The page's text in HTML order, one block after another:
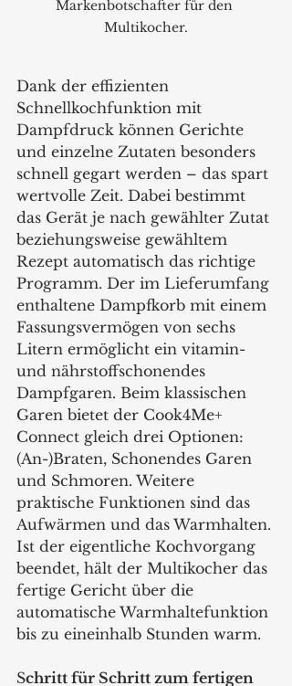
Markenbotschafter für den
Multikocher.
Dank der effizienten
Schnellkochfunktion mit
Dampfdruck können Gerichte
und einzelne Zutaten besonders
schnell gegart werden – das spart
wertvolle Zeit. Dabei bestimmt
das Gerät je nach gewählter Zutat
beziehungsweise gewähltem
Rezept automatisch das richtige
Programm. Der im Lieferumfang
enthaltene Dampfkorb mit einem
Fassungsvermögen von sechs
Litern ermöglicht ein vitamin-
und nährstoffschonendes
Dampfgaren. Beim klassischen
Garen bietet der Cook4Me+
Connect gleich drei Optionen:
(An-)Braten, Schonendes Garen
und Schmoren. Weitere
praktische Funktionen sind das
Aufwärmen und das Warmhalten.
Ist der eigentliche Kochvorgang
beendet, hält der Multikocher das
fertige Gericht über die
automatische Warmhaltefunktion
bis zu eineinhalb Stunden warm.
Schritt für Schritt zum fertigen